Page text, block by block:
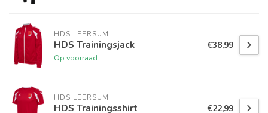
HDS LEERSUM
HDS Trainingsjack
Op voorraad
€38,99
HDS LEERSUM
HDS Trainingsshirt €22,99